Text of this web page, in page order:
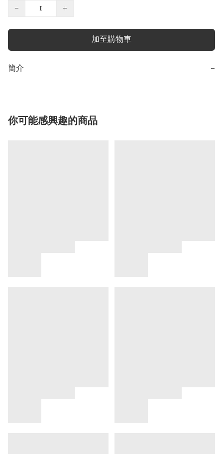
−
+
加至購物車
簡介 −
你可能感興趣的商品